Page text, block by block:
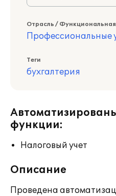
Отрасль /
Профессиональные
Теги
бухгалтерия
функции:
Налоговый учет
Описание
Проведена